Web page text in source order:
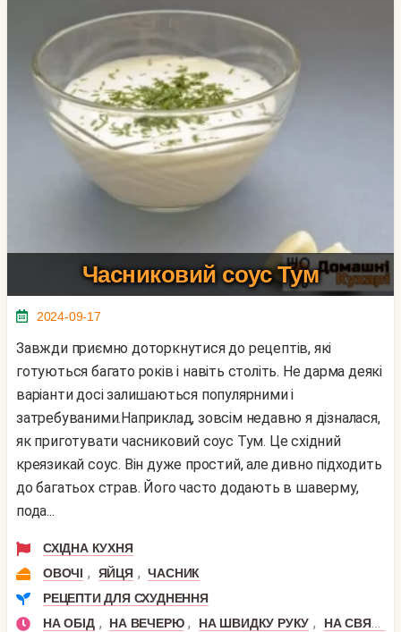
Часниковий соус Тум
2024-09-17
Завжди приємно доторкнутися до рецептів, які
готуються багато років і навіть століть. Не дарма деякі
варіанти досі залишаються популярними і
затребуваними.Наприклад, зовсім недавно я дізналася,
як приготувати часниковий соус Тум. Це східний
креязикай соус. Він дуже простий, але дивно підходить
до багатьох страв. Його часто додають в шаверму,
пода...
СХІДНА КУХНЯ
ОВОЧІ , ЯЙЦЯ , ЧАСНИК
РЕЦЕПТИ ДЛЯ СХУДНЕННЯ
НА ОБІД , НА ВЕЧЕРЮ , НА ШВИДКУ РУКУ ,
НА СВЯТКОВИЙ СТІЛ